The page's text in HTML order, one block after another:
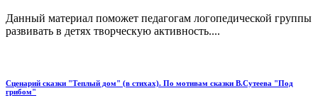
Данный материал поможет педагогам логопедической группы
развивать в детях творческую активность....
Сценарий сказки "Теплый дом" (в стихах). По мотивам сказки В.Сутеева "Под
грибом"